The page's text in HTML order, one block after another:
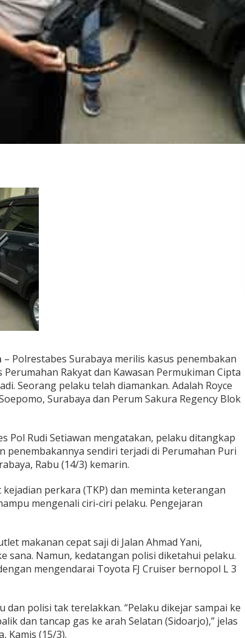
– Polrestabes Surabaya merilis kasus penembakan
Rakyat dan Kawasan Permukiman Cipta
Seorang pelaku telah diamankan. Adalah Royce
Surabaya dan Perum Sakura Regency Blok
Pol Rudi Setiawan mengatakan, pelaku ditangkap
penembakannya sendiri terjadi di Perumahan Puri
Rabu (14/3) kemarin.
perkara (TKP) dan meminta keterangan
mengenali ciri-ciri pelaku. Pengejaran
makanan cepat saji di Jalan Ahmad Yani,
sana. Namun, kedatangan polisi diketahui pelaku.
mengendarai Toyota FJ Cruiser bernopol L 3
polisi tak terelakkan. “Pelaku dikejar sampai ke
dan tancap gas ke arah Selatan (Sidoarjo),” jelas
Kamis (15/3).